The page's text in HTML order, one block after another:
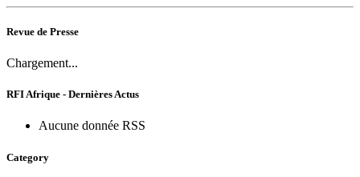
Revue de Presse
Chargement...
RFI Afrique - Dernières Actus
Aucune donnée RSS
Category